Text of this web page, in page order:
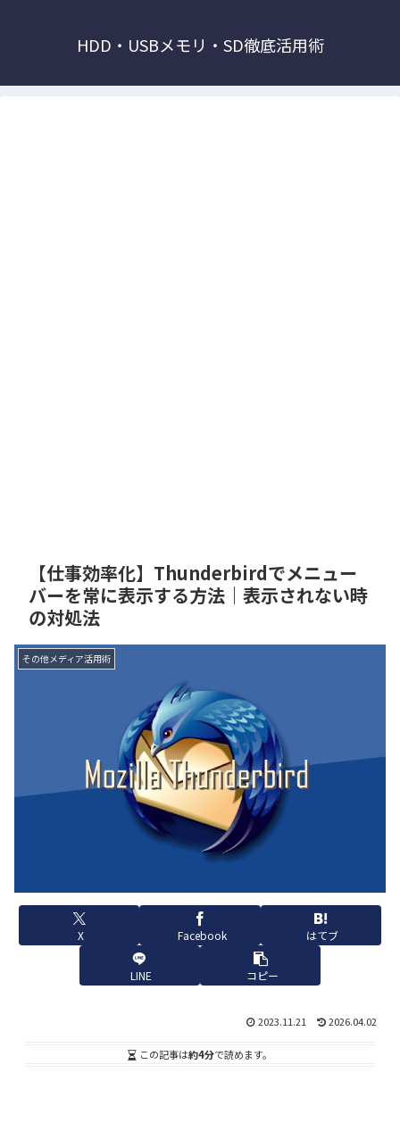
HDD・USBメモリ・SD徹底活用術
【仕事効率化】Thunderbirdでメニュー
バーを常に表示する方法｜表示されない時
の対処法
その他メディア活用術
X Facebook はてブ
LINE コピー
2023.11.21 2026.04.02
この記事は約4分で読めます。